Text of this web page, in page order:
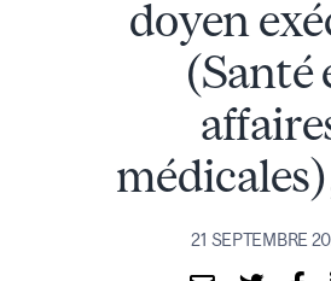
doyen
(Santé
21 SEPTEMBRE